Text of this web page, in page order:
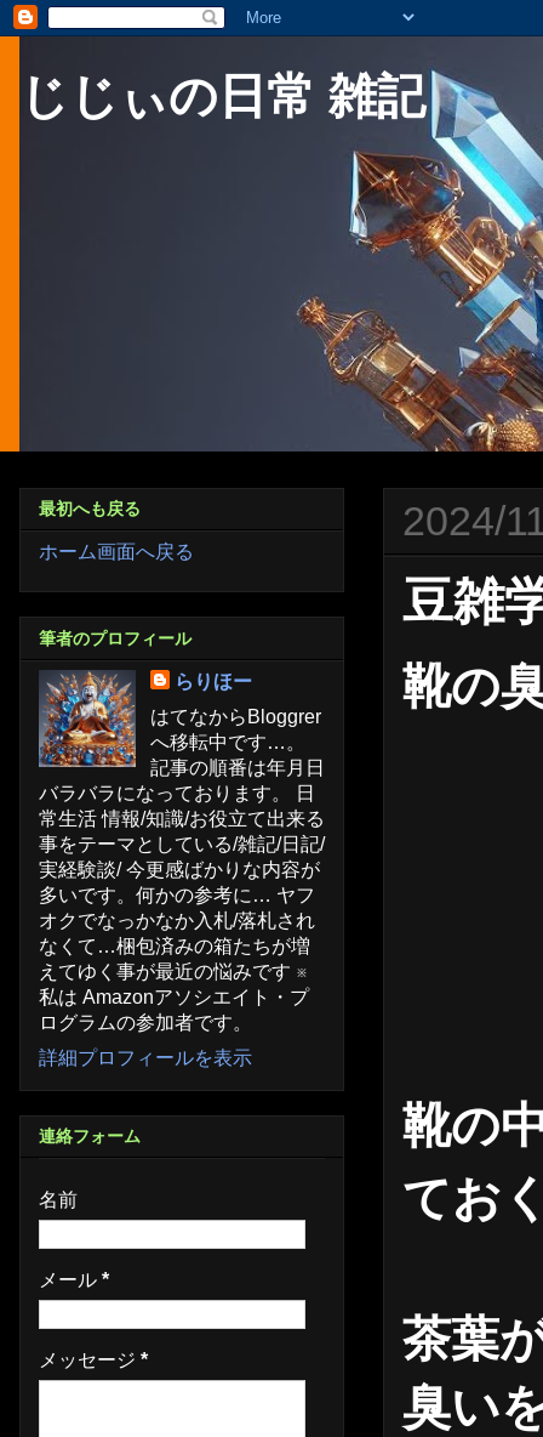
じじぃの日常 雑記
2024/
豆雑
靴の
靴の
てお
茶葉
臭い
最初へも戻る
ホーム画面へ戻る
筆者のプロフィール
らりほー
はてなからBloggrer
へ移転中です…。
記事の順番は年月日
バラバラになっております。 日
常生活 情報/知識/お役立て出来る
事をテーマとしている/雑記/日記/
実経験談/ 今更感ばかりな内容が
多いです。何かの参考に… ヤフ
オクでなっかなか入札/落札され
なくて…梱包済みの箱たちが増
えてゆく事が最近の悩みです ※
私は Amazonアソシエイト・プ
ログラムの参加者です。
詳細プロフィールを表示
連絡フォーム
名前
メール *
メッセージ *